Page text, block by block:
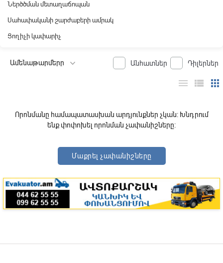
Ներծծման մետաղաճոպան
Սահափականի շարժաբերի ամրակ
Ցողիչի կափարիչ
Անհատներ Դիլերներ
apps
view_list
menu
Որոնմանը համապատասխան արդյունքներ չկան: Խնդրում
ենք փոփոխել որոնման չափանիշները:
Մաքրել չափանիշները